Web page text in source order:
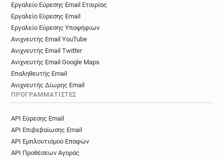
Εργαλείο Εύρεσης Email Εταιρίας
Εργαλείο Εύρεσης Email
Εργαλείο Εύρεσης Υποψήφιων
Ανιχνευτής Email YouTube
Ανιχνευτής Email Twitter
Ανιχνευτής Email Google Maps
Επαληθευτής Email
Ανιχνευτής Δίωρης Email
ΠΡΟΓΡΑΜΜΑΤΙΣΤΈΣ
API Εύρεσης Email
API Επιβεβαίωσης Email
API Εμπλουτισμού Επαφών
API Προθέσεων Αγοράς